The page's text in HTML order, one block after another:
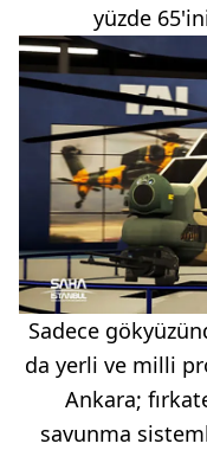
yüzde
Sadece
da yerli ve milli
Ankara;
savunma